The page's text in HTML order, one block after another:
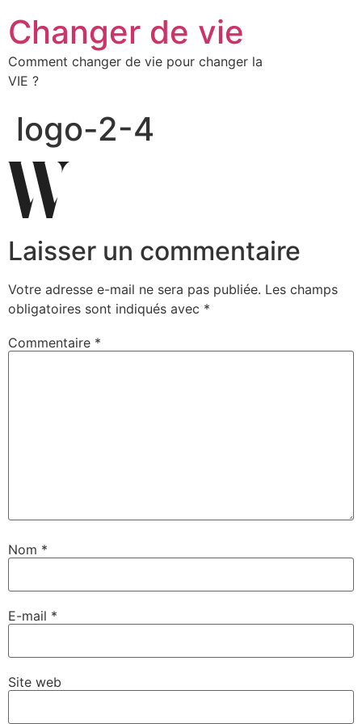
Changer de vie
Comment changer de vie pour changer la
VIE ?
logo-2-4
Laisser un commentaire
Votre adresse e-mail ne sera pas publiée. Les champs
obligatoires sont indiqués avec *
Commentaire *
Nom *
E-mail *
Site web